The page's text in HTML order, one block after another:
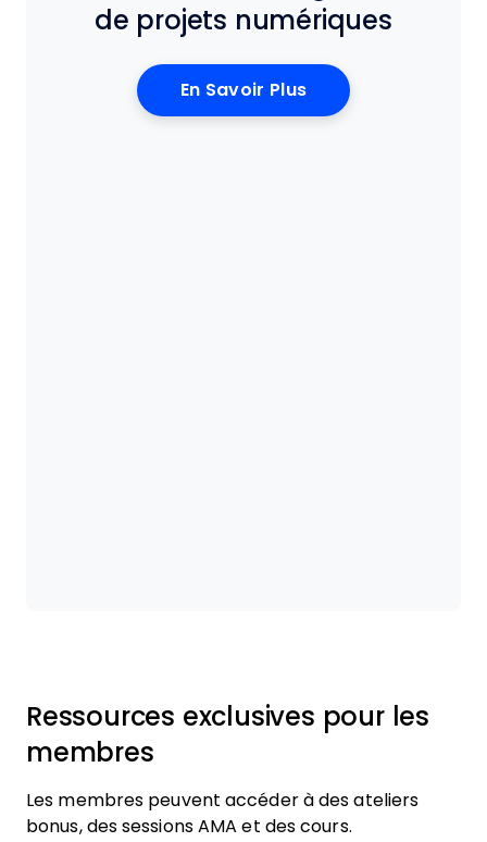
de projets numériques
En Savoir Plus
Ressources exclusives pour les
membres
Les membres peuvent accéder à des ateliers
bonus, des sessions AMA et des cours.